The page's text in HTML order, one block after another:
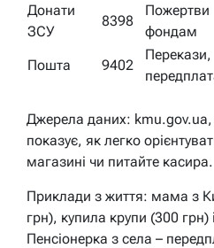
Донати
ЗСУ
8398
Пожертви
фондам
Пошта
9402
Перекази,
Джерела даних:
показує, як легко
магазині чи питайте касира.
Приклади з життя: мама з
грн), купила крупи (300 грн)
Пенсіонерка з села –